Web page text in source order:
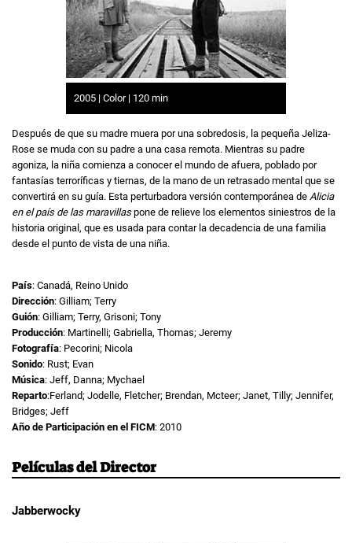
2005 | Color | 120 min
Después de que su madre muera por una sobredosis, la pequeña Jeliza-
Rose se muda con su padre a una casa remota. Mientras su padre
agoniza, la niña comienza a conocer el mundo de afuera, poblado por
fantasías terroríficas y tiernas, de la mano de un retrasado mental que se
convertirá en su guía. Esta perturbadora versión contemporánea de Alicia
en el país de las maravillaspone de relieve los elementos siniestros de la
historia original, que es usada para contar la decadencia de una familia
desde el punto de vista de una niña.
País: Canadá, Reino Unido
Dirección: Gilliam; Terry
Guión: Gilliam; Terry, Grisoni; Tony
Producción: Martinelli; Gabriella, Thomas; Jeremy
Fotografía: Pecorini; Nicola
Sonido: Rust; Evan
Música: Jeff, Danna; Mychael
Reparto:Ferland; Jodelle, Fletcher; Brendan, Mcteer; Janet, Tilly; Jennifer,
Bridges; Jeff
Año de Participación en el FICM: 2010
Películas del Director
Jabberwocky